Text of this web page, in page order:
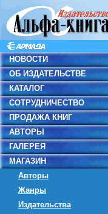
НОВОСТИ
ОБ ИЗДАТЕЛЬСТВЕ
КАТАЛОГ
СОТРУДНИЧЕСТВО
ПРОДАЖА КНИГ
АВТОРЫ
ГАЛЕРЕЯ
МАГАЗИН
Авторы
Жанры
Издательства